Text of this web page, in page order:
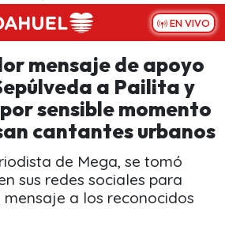
EN VIVO
mensaje de apoyo
a Pailita y
sensible momento
cantantes urbanos
de Mega, se tomó
sus redes sociales para
a los reconocidos